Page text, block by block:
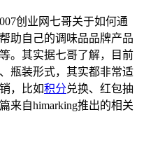
创业网七哥关于如何通
助自己的调味品品牌产品
。其实据七哥了解，目前
瓶装形式，其实都非常适
，比如积分兑换、红包抽
来自himarking推出的相关